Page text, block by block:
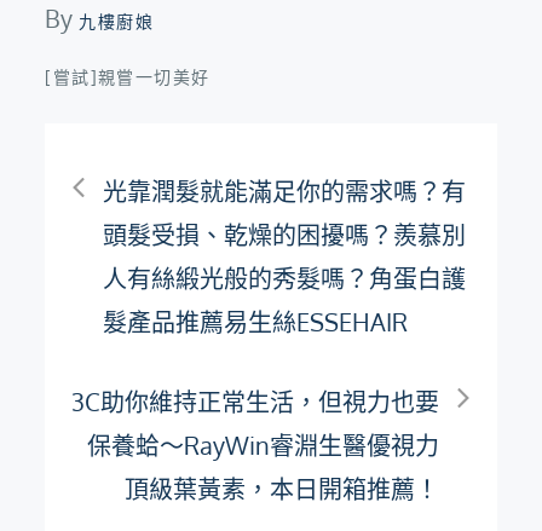
By 九樓廚娘
[嘗試]親嘗一切美好
文
章
導
覽
光靠潤髮就能滿足你的需求嗎？有
頭髮受損、乾燥的困擾嗎？羨慕別
人有絲緞光般的秀髮嗎？角蛋白護
髮產品推薦易生絲ESSEHAIR
3C助你維持正常生活，但視力也要
保養蛤～RayWin睿淵生醫優視力
頂級葉黃素，本日開箱推薦！